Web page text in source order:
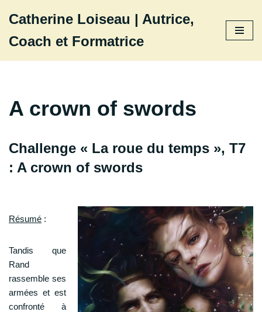
au
contenu
Catherine Loiseau | Autrice,
Coach et Formatrice
A crown of swords
Challenge « La roue du temps », T7
: A crown of swords
Résumé :
Tandis que
Rand
rassemble ses
armées et est
confronté à